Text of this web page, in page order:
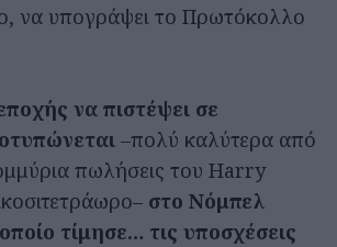
να υπογράψει το Πρωτόκολλο
να πιστέψει σε
–πολύ καλύτερα από
πωλήσεις του Harry
στο Νόμπελ
τίμησε… τις υποσχέσεις